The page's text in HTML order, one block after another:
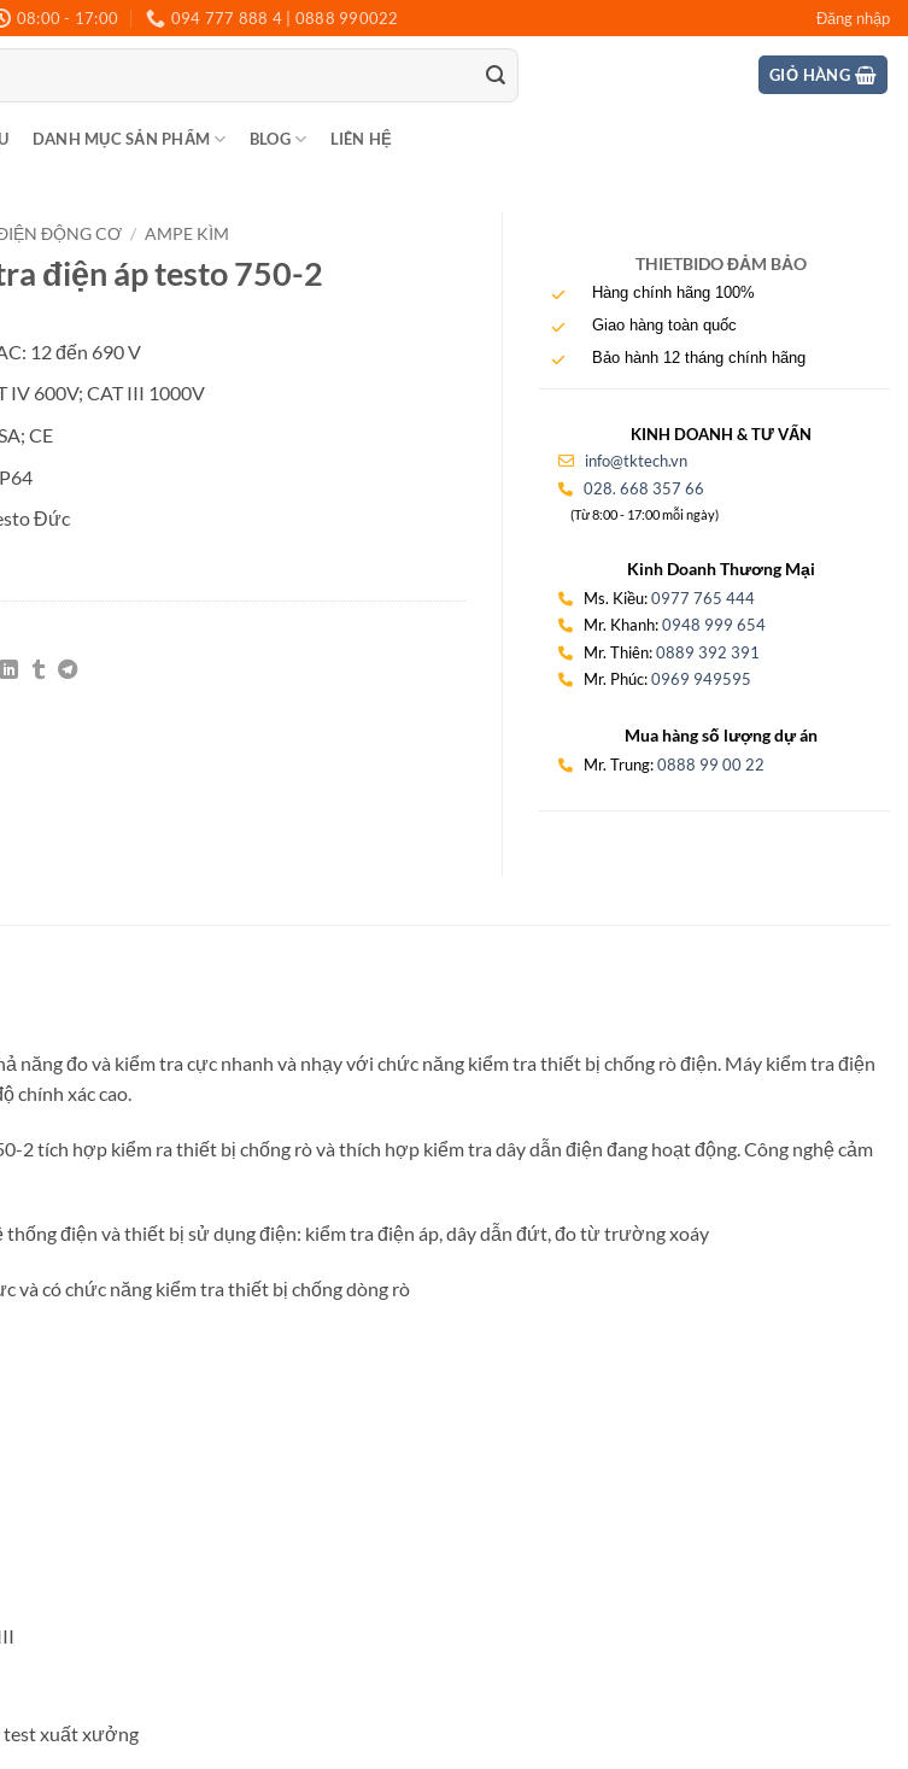
08:00 - 17:00 094 777 888 4 | 0888 990022 Đăng nhập
GIỎ HÀNG
DANH MỤC SẢN PHẨM BLOG LIÊN HỆ
ĐỘNG CƠ / AMPE KÌM
điện áp testo 750-2
12 đến 690 V
IV 600V; CAT III 1000V
CE
Đức
THIETBIDO ĐẢM BẢO
Hàng chính hãng 100%
Giao hàng toàn quốc
Bảo hành 12 tháng chính hãng
KINH DOANH & TƯ VẤN
info@tktech.vn
028. 668 357 66
(Từ 8:00 - 17:00 mỗi ngày)
Kinh Doanh Thương Mại
Ms. Kiều:0977 765 444
Mr. Khanh:0948 999 654
Mr. Thiên:0889 392 391
Mr. Phúc:0969 949595
Mua hàng số lượng dự án
Mr. Trung:0888 99 00 22
năng đo và kiểm tra cực nhanh và nhạy với chức năng kiểm tra thiết bị chống rò điện. Máy kiểm tra điện
chính xác cao.
tích hợp kiểm ra thiết bị chống rò và thích hợp kiểm tra dây dẫn điện đang hoạt động. Công nghệ cảm
điện và thiết bị sử dụng điện: kiểm tra điện áp, dây dẫn đứt, đo từ trường xoáy
và có chức năng kiểm tra thiết bị chống dòng rò
test xuất xưởng